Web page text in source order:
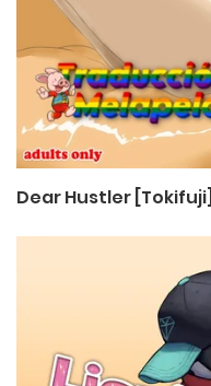
Dear Hustler [Tokifuji]